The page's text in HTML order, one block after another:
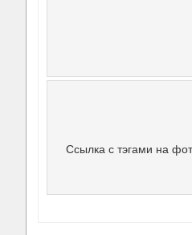
Ссылка с тэгами на